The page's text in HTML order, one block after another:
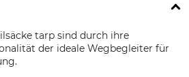
tarp sind durch ihre
der ideale Wegbegleiter für